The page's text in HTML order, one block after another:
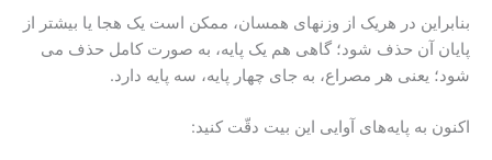
بنابراین در هریک از وزنهای همسان، ممکن است یک هجا یا بیشتر از
پایان آن حذف شود؛ گاهی هم یک پایه، به صورت کامل حذف می
شود؛ یعنی هر مصراع، به جای چهار پایه، سه پایه دارد.
اکنون به پایه‌های آوایی این بیت دقّت کنید: